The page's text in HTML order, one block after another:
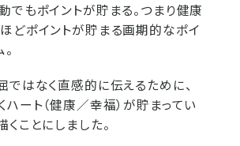
でもポイントが貯まる。つまり健康
どポイントが貯まる画期的なポイ
ではなく直感的に伝えるために、
ハート（健康／幸福）が貯まってい
ことにしました。